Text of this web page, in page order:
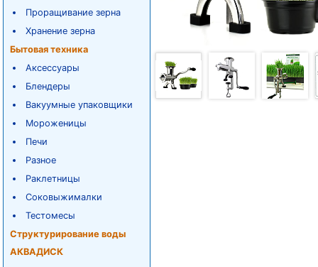
Проращивание зерна
Хранение зерна
Бытовая техника
Аксессуары
Блендеры
Вакуумные упаковщики
Мороженицы
Печи
Разное
Раклетницы
Соковыжималки
Тестомесы
Структурирование воды
АКВАДИСК